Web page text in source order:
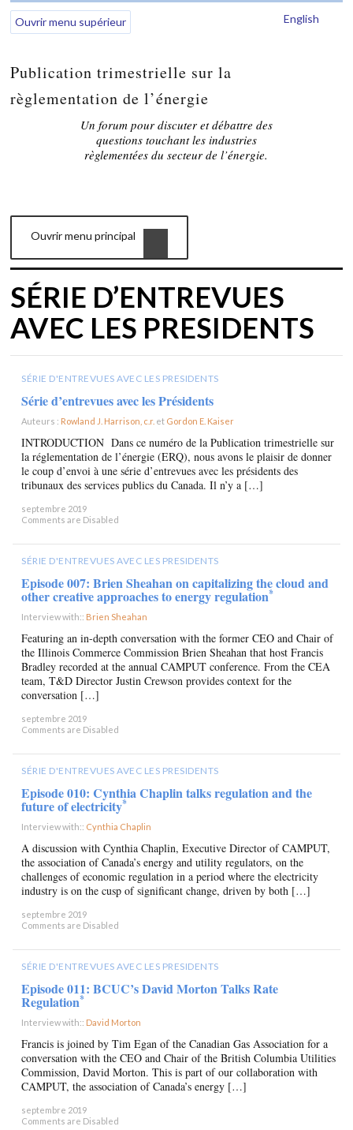
English
Ouvrir menu supérieur
Publication trimestrielle sur la
règlementation de l’énergie
Un forum pour discuter et débattre des
questions touchant les industries
règlementées du secteur de l’énergie.
Ouvrir menu principal
SÉRIE D’ENTREVUES
AVEC LES PRESIDENTS
SÉRIE D'ENTREVUES AVEC LES PRESIDENTS
Série d’entrevues avec les Présidents
Auteurs : Rowland J. Harrison, c.r. et Gordon E. Kaiser
INTRODUCTION Dans ce numéro de la Publication trimestrielle sur
la réglementation de l’énergie (ERQ), nous avons le plaisir de donner
le coup d’envoi à une série d’entrevues avec les présidents des
tribunaux des services publics du Canada. Il n’y a […]
septembre 2019
Comments are Disabled
SÉRIE D'ENTREVUES AVEC LES PRESIDENTS
Episode 007: Brien Sheahan on capitalizing the cloud and
other creative approaches to energy regulation*
Interview with:: Brien Sheahan
Featuring an in-depth conversation with the former CEO and Chair of
the Illinois Commerce Commission Brien Sheahan that host Francis
Bradley recorded at the annual CAMPUT conference. From the CEA
team, T&D Director Justin Crewson provides context for the
conversation […]
septembre 2019
Comments are Disabled
SÉRIE D'ENTREVUES AVEC LES PRESIDENTS
Episode 010: Cynthia Chaplin talks regulation and the
future of electricity*
Interview with:: Cynthia Chaplin
A discussion with Cynthia Chaplin, Executive Director of CAMPUT,
the association of Canada’s energy and utility regulators, on the
challenges of economic regulation in a period where the electricity
industry is on the cusp of significant change, driven by both […]
septembre 2019
Comments are Disabled
SÉRIE D'ENTREVUES AVEC LES PRESIDENTS
Episode 011: BCUC’s David Morton Talks Rate
Regulation*
Interview with:: David Morton
Francis is joined by Tim Egan of the Canadian Gas Association for a
conversation with the CEO and Chair of the British Columbia Utilities
Commission, David Morton. This is part of our collaboration with
CAMPUT, the association of Canada’s energy […]
septembre 2019
Comments are Disabled